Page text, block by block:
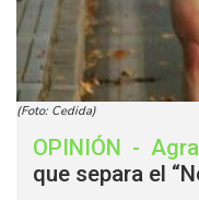
(Foto: Cedida)
OPINIÓN -
que separa el